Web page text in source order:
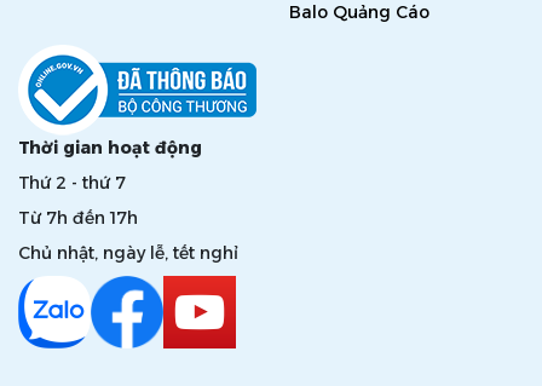
Balo Quảng Cáo
Thời gian hoạt động
Thứ 2 - thứ 7
Từ 7h đến 17h
Chủ nhật, ngày lễ, tết nghỉ